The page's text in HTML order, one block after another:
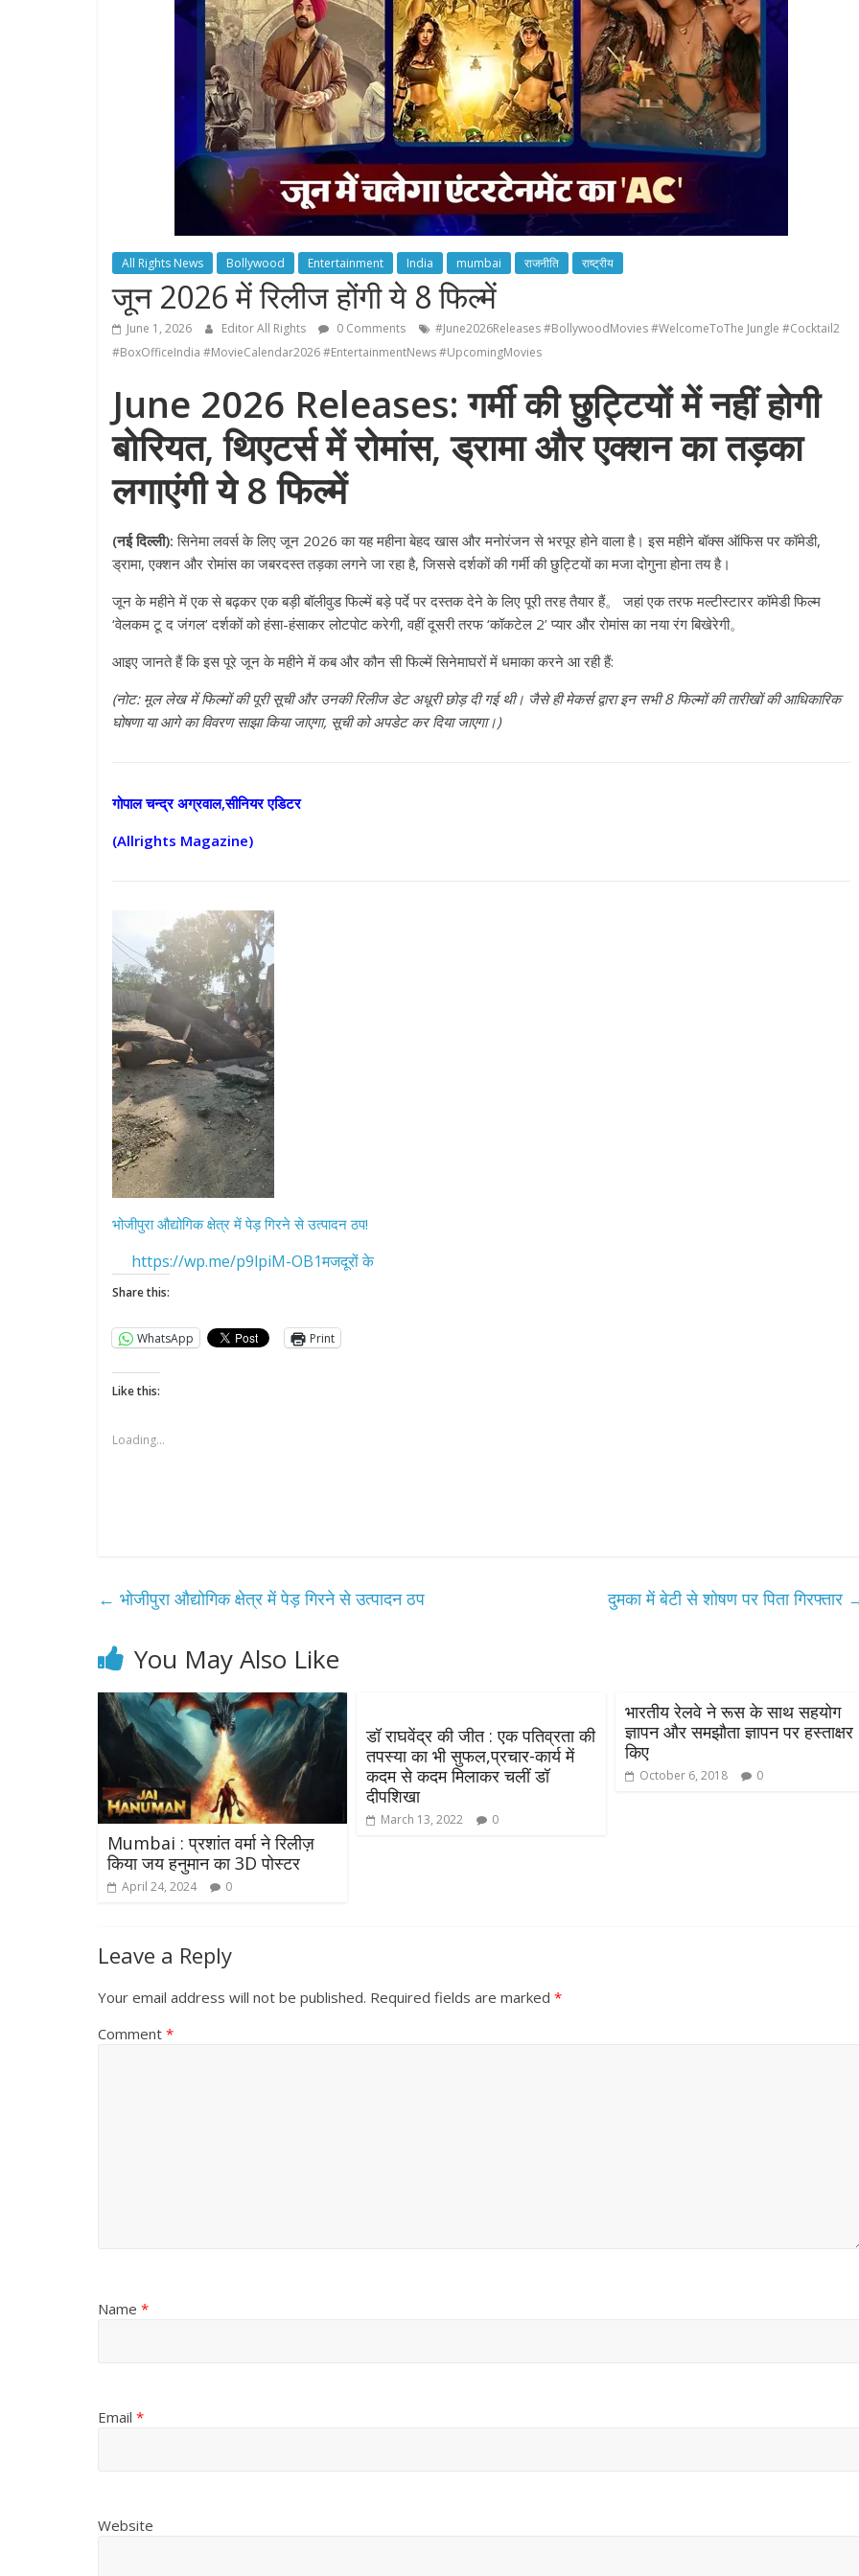
All Rights News Bollywood Entertainment India mumbai राजनीति राष्ट्रीय
जून 2026 में रिलीज होंगी ये 8 फिल्में
June 1, 2026 Editor All Rights 0 Comments
#June2026Releases #BollywoodMovies #WelcomeToThe Jungle #Cocktail2
#BoxOfficeIndia #MovieCalendar2026 #EntertainmentNews #UpcomingMovies
June 2026 Releases: गर्मी की छुट्टियों में नहीं होगी
बोरियत, थिएटर्स में रोमांस, ड्रामा और एक्शन का तड़का
लगाएंगी ये 8 फिल्में
(नई दिल्ली): सिनेमा लवर्स के लिए जून 2026 का यह महीना बेहद खास और मनोरंजन से भरपूर होने वाला है। इस महीने बॉक्स ऑफिस पर कॉमेडी,
ड्रामा, एक्शन और रोमांस का जबरदस्त तड़का लगने जा रहा है, जिससे दर्शकों की गर्मी की छुट्टियों का मजा दोगुना होना तय है।
जून के महीने में एक से बढ़कर एक बड़ी बॉलीवुड फिल्में बड़े पर्दे पर दस्तक देने के लिए पूरी तरह तैयार हैं。 जहां एक तरफ मल्टीस्टारर कॉमेडी फिल्म
‘वेलकम टू द जंगल’ दर्शकों को हंसा-हंसाकर लोटपोट करेगी, वहीं दूसरी तरफ ‘कॉकटेल 2’ प्यार और रोमांस का नया रंग बिखेरेगी。
आइए जानते हैं कि इस पूरे जून के महीने में कब और कौन सी फिल्में सिनेमाघरों में धमाका करने आ रही हैं:
(नोट: मूल लेख में फिल्मों की पूरी सूची और उनकी रिलीज डेट अधूरी छोड़ दी गई थी। जैसे ही मेकर्स द्वारा इन सभी 8 फिल्मों की तारीखों की आधिकारिक
घोषणा या आगे का विवरण साझा किया जाएगा, सूची को अपडेट कर दिया जाएगा।)
गोपाल चन्द्र अग्रवाल,सीनियर एडिटर
(Allrights Magazine)
भोजीपुरा औद्योगिक क्षेत्र में पेड़ गिरने से उत्पादन ठप!
https://wp.me/p9lpiM-OB1मजदूरों के
Share this:
WhatsApp Print
Like this:
Loading...
← भोजीपुरा औद्योगिक क्षेत्र में पेड़ गिरने से उत्पादन ठप दुमका में बेटी से शोषण पर पिता गिरफ्तार
You May Also Like
Mumbai : प्रशांत वर्मा ने रिलीज़
किया जय हनुमान का 3D पोस्टर
April 24, 2024 0
डॉ राघवेंद्र की जीत : एक पतिव्रता की
तपस्या का भी सुफल,प्रचार-कार्य में
कदम से कदम मिलाकर चलीं डॉ
दीपशिखा
March 13, 2022 0
भारतीय रेलवे ने रूस के साथ सहयोग
ज्ञापन और समझौता ज्ञापन पर हस्ताक्षर
किए
October 6, 2018 0
Leave a Reply
Your email address will not be published. Required fields are marked *
Comment *
Name *
Email *
Website
August 4, 2021 Editor All Rights